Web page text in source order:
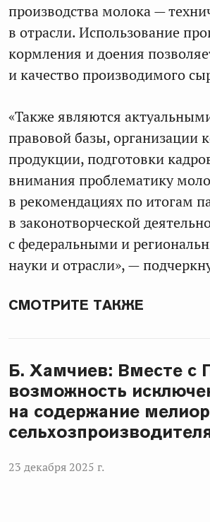
производства молока —
в отрасли. Использование
кормления и доения
и качество производимого
«Также являются
правовой базы, организации
продукции, подготовки
внимания проблематику
в рекомендациях по итогам
в законотворческой
с федеральными и
науки и отрасли», —
СМОТРИТЕ ТАКЖЕ
Б. Хамчиев: Вместе с
возможность
на содержание
23 декабря 2025 г.